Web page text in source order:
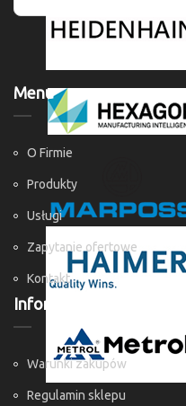
Menu
O Firmie
Produkty
Usługi
Zapytanie ofertowe
Kontakt
Informacje
Warunki zakupów
Regulamin sklepu